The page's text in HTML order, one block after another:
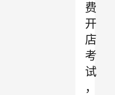
费
开
店
考
试
，